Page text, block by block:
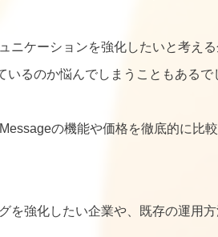
ニケーションを強化したいと考え
るのか悩んでしまうこともあるで
の機能や価格を徹底的に比
を強化したい企業や、既存の運用